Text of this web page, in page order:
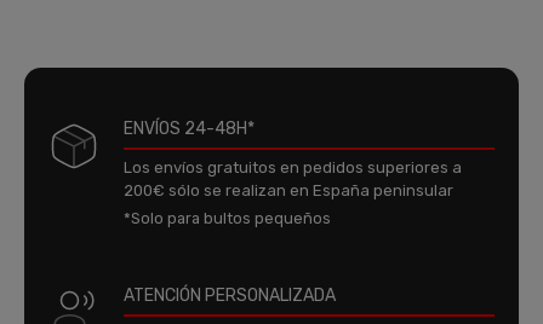
ENVÍOS 24-48H*
Los envíos gratuitos en pedidos superiores a
200€ sólo se realizan en España peninsular
*Solo para bultos pequeños
ATENCIÓN PERSONALIZADA